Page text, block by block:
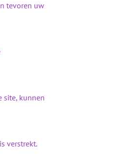
tevoren uw
site, kunnen
verstrekt.